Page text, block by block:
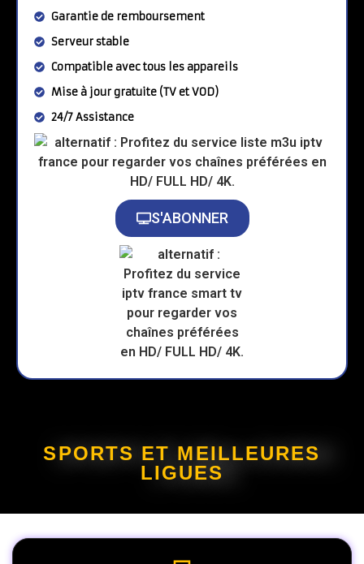
Garantie de remboursement
Serveur stable
Compatible avec tous les appareils
Mise à jour gratuite (TV et VOD)
24/7 Assistance
S'ABONNER
SPORTS ET MEILLEURES
LIGUES